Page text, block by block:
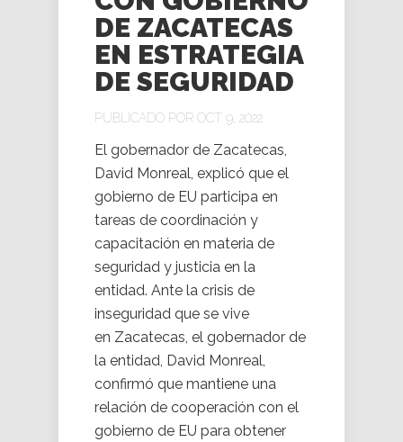
DE ZACATECAS
EN ESTRATEGIA
DE SEGURIDAD
PUBLICADO POR OCT 9, 2022
El gobernador de Zacatecas,
David Monreal, explicó que el
gobierno de EU participa en
tareas de coordinación y
capacitación en materia de
seguridad y justicia en la
entidad. Ante la crisis de
inseguridad que se vive
en Zacatecas, el gobernador de
la entidad, David Monreal,
confirmó que mantiene una
relación de cooperación con el
gobierno de EU para obtener